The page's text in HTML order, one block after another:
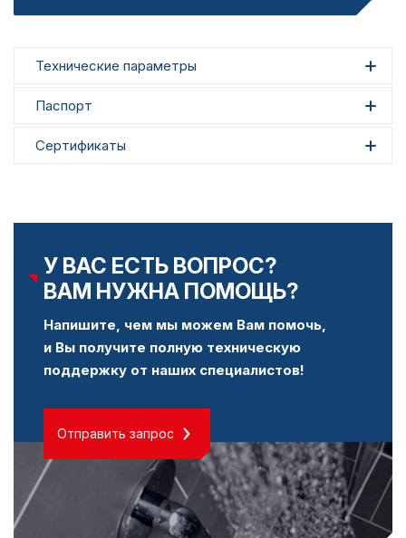
Технические параметры
Паспорт
Сертификаты
У ВАС ЕСТЬ ВОПРОС?
ВАМ НУЖНА ПОМОЩЬ?
Напишите, чем мы можем Вам помочь,
и Вы получите полную техническую
поддержку от наших специалистов!
Отправить запрос